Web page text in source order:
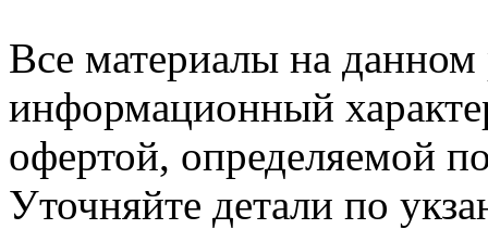
Все материалы на данном
информационный
офертой, определяемой
Уточняйте детали по